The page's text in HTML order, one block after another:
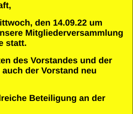
den 14.09.22 um
Mitgliederversammlung
statt.
des Vorstandes und der
der Vorstand neu
Beteiligung an der